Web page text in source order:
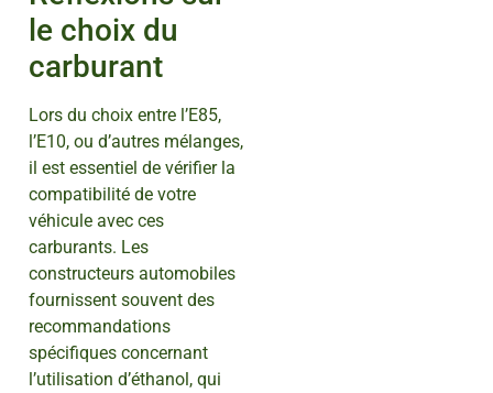
le choix du
carburant
Lors du choix entre l’E85,
l’E10, ou d’autres mélanges,
il est essentiel de vérifier la
compatibilité de votre
véhicule avec ces
carburants. Les
constructeurs automobiles
fournissent souvent des
recommandations
spécifiques concernant
l’utilisation d’éthanol, qui